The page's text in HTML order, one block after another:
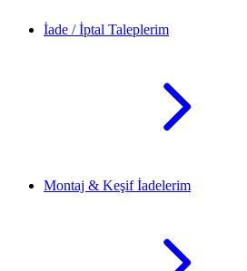
İade / İptal Taleplerim
Montaj & Keşif İadelerim